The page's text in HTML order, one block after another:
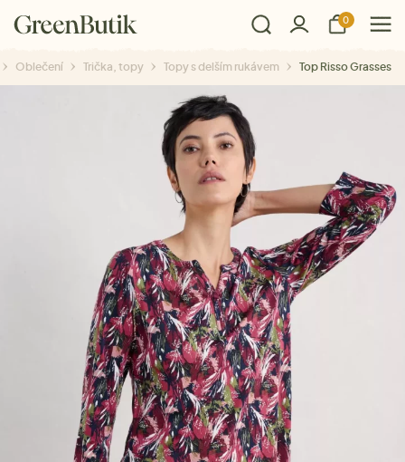
0
Oblečení Trička, topy Topy s delším rukávem Top Risso Grasses